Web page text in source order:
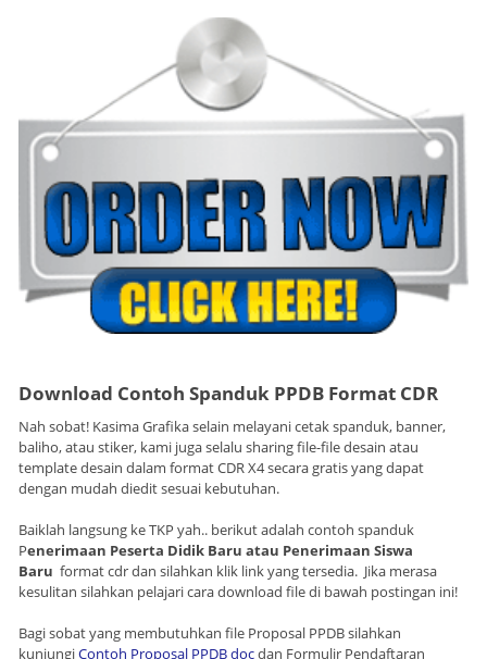
Download Contoh Spanduk PPDB Format CDR
Nah sobat! Kasima Grafika selain melayani cetak spanduk, banner,
baliho, atau stiker, kami juga selalu sharing file-file desain atau
template desain dalam format CDR X4 secara gratis yang dapat
dengan mudah diedit sesuai kebutuhan.
Baiklah langsung ke TKP yah.. berikut adalah contoh spanduk
Penerimaan Peserta Didik Baru atau Penerimaan Siswa
Baru format cdr dan silahkan klik link yang tersedia. Jika merasa
kesulitan silahkan pelajari cara download file di bawah postingan ini!
Bagi sobat yang membutuhkan file Proposal PPDB silahkan
kunjungiContoh Proposal PPDB docdan Formulir Pendaftaran